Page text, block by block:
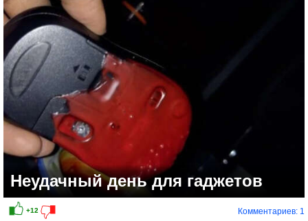
+8
Неудачный день для гаджетов
Комментариев: 1